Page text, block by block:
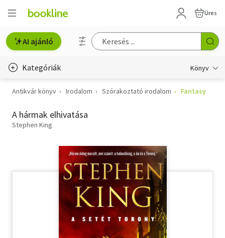
Üres
AI ajánló
Kategóriák Könyv
Életmód, egészség
Erotika
Hobbi, szabadidő
Antikvár könyv Irodalom Szórakoztató irodalom Fantasy
A hármak elhivatása
Stephen King